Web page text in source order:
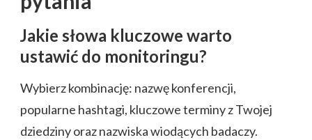
Jakie słowa kluczowe warto
ustawić do monitoringu?
Wybierz kombinację: nazwę konferencji,
popularne hashtagi, kluczowe terminy z Twojej
dziedziny oraz nazwiska wiodących badaczy.